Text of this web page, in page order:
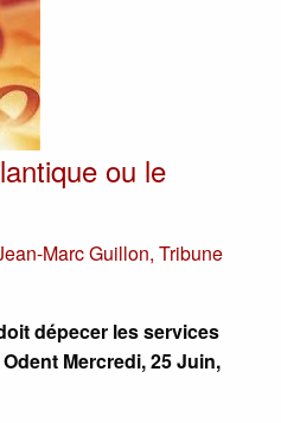
ou le
Marc Guillon, Tribune
dépecer les services
Mercredi, 25 Juin,